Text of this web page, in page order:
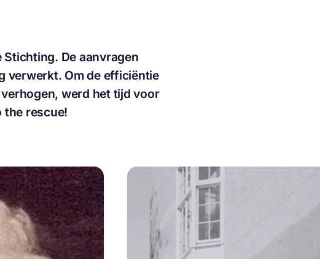
De aanvragen
verwerkt. Om de efficiëntie
werd het tijd voor
the rescue!